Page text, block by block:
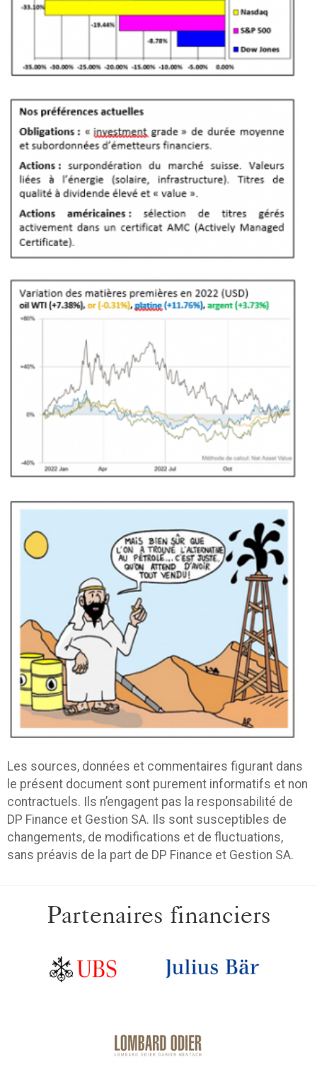
Les sources, données et commentaires figurant dans
le présent document sont purement informatifs et non
contractuels. Ils n’engagent pas la responsabilité de
DP Finance et Gestion SA. Ils sont susceptibles de
changements, de modifications et de fluctuations,
sans préavis de la part de DP Finance et Gestion SA.
Partenaires financiers